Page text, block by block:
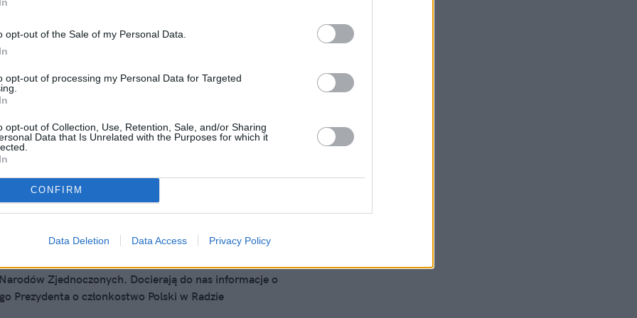
opt-out of the Sale of my Personal Data.
opt-out of processing my Personal Data for Targeted
opt-out of Collection, Use, Retention, Sale, and/or Sharing
Data that Is Unrelated with the Purposes for which it
CONFIRM
Data Deletion Data Access Privacy Policy
na antykoncepcję
czip komputerowy, który może być kontrolowany za
dzięki któremu włączymy lub wyłączymy podawanie
a więc działającym antykoncepcyjnie.
do testów przedklinicznych już w przyszłym roku.
2013, 18:04
szabelka jest lepsza od pigułki?
Zjednoczonych. Docierają do nas informacje o
Prezydenta o członkostwo Polski w Radzie